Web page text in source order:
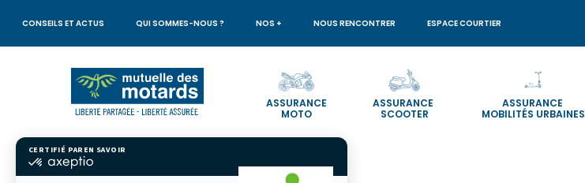
CERTIFIÉ PAR EN SAVOIR PLUS SUR
certifié
principal
CONSEILS ET ACTUS QUI SOMMES-NOUS ? NOS + NOUS RENCONTRER ESPACE COURTIER
ASSURANCE
MOTO
ASSURANCE
SCOOTER
ASSURANCE
MOBILITÉS URBAINES
Votre